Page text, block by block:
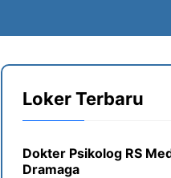
Loker Terbaru
Dokter Psikolog RS
Dramaga